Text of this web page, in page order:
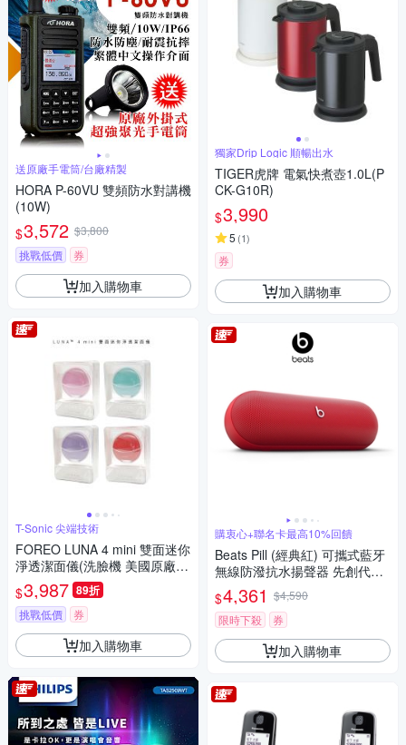
送原廠手電筒/台廠精製
HORA P-60VU 雙頻防水對講機
(10W)
$3,572 $3,800
挑戰低價
券
加入購物車
T-Sonic 尖端技術
FOREO LUNA 4 mini 雙面迷你
淨透潔面儀(洗臉機 美國原廠公
司貨 兩年保固)
$3,987 89折
挑戰低價 券
加入購物車
獨家Drip Logic 順暢出水
TIGER虎牌 電氣快煮壺1.0L(P
CK-G10R)
$3,990
5 (1)
券
加入購物車
購衷心+聯名卡最高10%回饋
Beats Pill (經典紅) 可攜式藍牙
無線防潑抗水揚聲器 先創代理
apple保固
$4,361 $4,590
限時下殺
券
加入購物車